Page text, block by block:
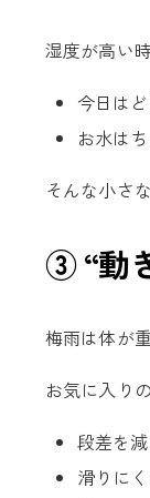
湿度が高い
今日は
お水は
そんな小さ
③ “動
梅雨は体が
お気に入り
段差を
滑りに